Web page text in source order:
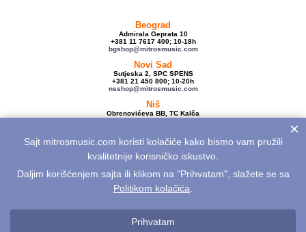
Beograd
Admirala Geprata 10
+381 11 7617 400; 10-18h
bgshop@mitrosmusic.com
Novi Sad
Sutjeska 2, SPC SPENS
+381 21 450 800; 10-20h
nsshop@mitrosmusic.com
Niš
Obrenovićeva BB, TC Kalča
Veleprodaja
Admirala Geprata 10,
Beograd
info@mitrosmusic.com
×
Sajt mitrosmusic.com koristi kolačiće kako bismo vam pružili
kvalitetnije korisničko iskustvo.
Daljim korišćenjem sajta ili klikom na "Prihvatam", slažete se sa
Politikom kolačića
Prihvatam